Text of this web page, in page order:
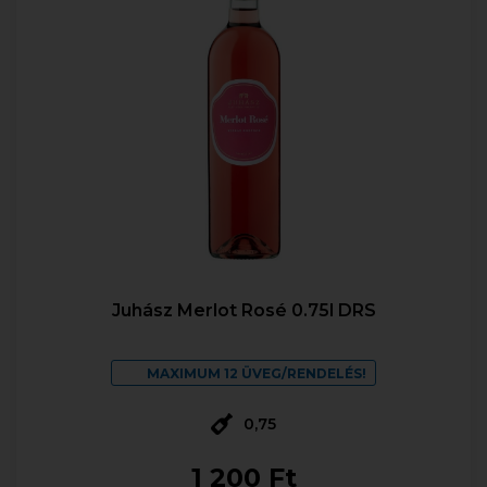
Juhász Merlot Rosé 0.75l DRS
MAXIMUM 12 ÜVEG/RENDELÉS!
0,75
1 200 Ft